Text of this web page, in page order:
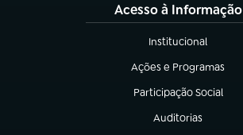
Acesso à Informação
Institucional
(abre em nova aba)
Ações e Programas
(abre em nova aba)
Participação Social
(abre em nova aba)
Auditorias
(abre em nova aba)